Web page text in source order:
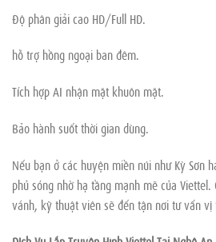
Độ phân giải cao HD/Full HD.
hỗ trợ hồng ngoại ban đêm.
Tích hợp AI nhận mặt khuôn mặt.
Bảo hành suốt thời gian dùng.
Nếu bạn ở các huyện miền núi như Kỳ Sơn
phủ sóng nhờ hạ tầng mạnh mẽ của
vánh, kỹ thuật viên sẽ đến tận nơi tư vấn